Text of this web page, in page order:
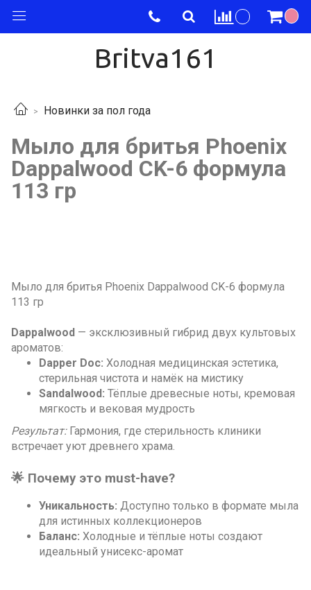
Britva161
Новинки за пол года
Мыло для бритья Phoenix
Dappalwood CK-6 формула
113 гр
Мыло для бритья Phoenix Dappalwood CK-6 формула
113 гр
Dappalwood — эксклюзивный гибрид двух культовых
ароматов:
Dapper Doc: Холодная медицинская эстетика,
стерильная чистота и намёк на мистику
Sandalwood: Тёплые древесные ноты, кремовая
мягкость и вековая мудрость
Результат:Гармония, где стерильность клиники
встречает уют древнего храма.
🌟 Почему это must-have?
Уникальность: Доступно только в формате мыла
для истинных коллекционеров
Баланс: Холодные и тёплые ноты создают
идеальный унисекс-аромат